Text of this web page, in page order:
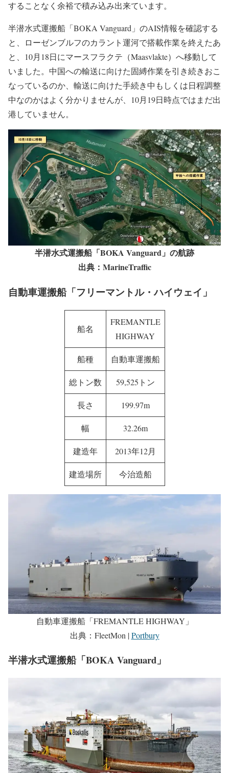
することなく余裕で積み込み出来ています。
半潜水式運搬船「BOKA Vanguard」のAIS情報を確認する
と、ローゼンブルフのカラント運河で搭載作業を終えたあ
と、10月18日にマースフラクテ（Maasvlakte）へ移動して
いました。中国への輸送に向けた固縛作業を引き続きおこ
なっているのか、輸送に向けた手続き中もしくは日程調整
中なのかはよく分かりませんが、10月19日時点ではまだ出
港していません。
半潜水式運搬船「BOKA Vanguard」の航跡
出典：MarineTraffic
自動車運搬船「フリーマントル・ハイウェイ」
船名
FREMANTLE
HIGHWAY
船種 自動車運搬船
総トン数 59,525トン
長さ 199.97m
幅 32.26m
建造年 2013年12月
建造場所 今治造船
自動車運搬船「FREMANTLE HIGHWAY」
出典：FleetMon |Portbury
半潜水式運搬船「BOKA Vanguard」